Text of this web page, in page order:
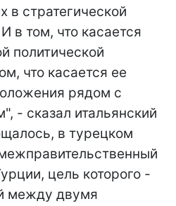
в стратегической
в том, что касается
политической
что касается ее
рядом с
- сказал итальянский
в турецком
цель которого -
между двумя